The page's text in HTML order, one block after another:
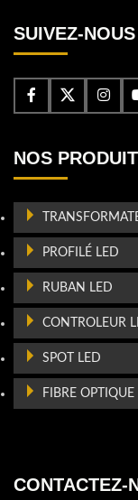
SUIVEZ-NOUS
NOS
PROFILÉ LED
RUBAN LED
CONTROLEUR
SPOT LED
FIBRE OPTIQUE
CONTACTEZ-